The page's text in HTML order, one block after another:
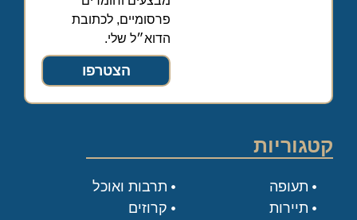
פרסומיים, לכתובת
הדוא״ל שלי.
הצטרפו
קטגוריות
תעופה
תיירות
תרבות ואוכל
קרוזים